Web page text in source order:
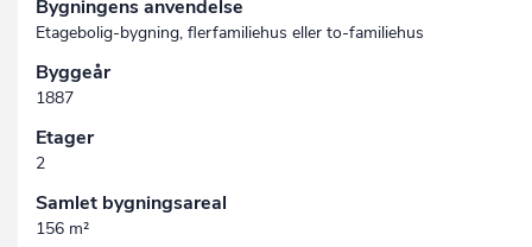
Bygningens anvendelse
Etagebolig-bygning, flerfamiliehus eller to-familiehus
Byggeår
1887
Etager
2
Samlet bygningsareal
156 m²